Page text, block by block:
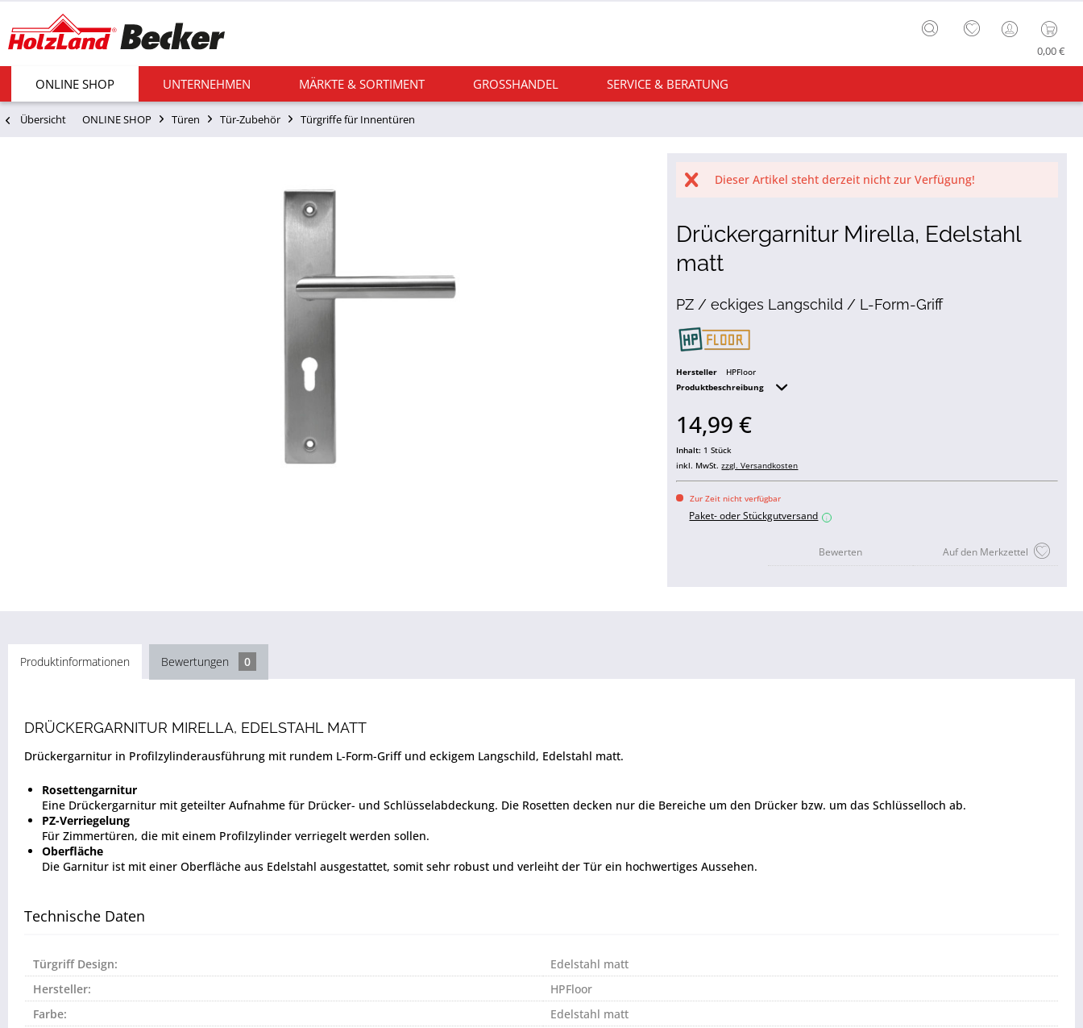
0,00 €
ONLINE SHOP UNTERNEHMEN MÄRKTE & SORTIMENT GROSSHANDEL SERVICE & BERATUNG
Übersicht ONLINE SHOP Türen Tür-Zubehör Türgriffe für Innentüren
Dieser Artikel steht derzeit nicht zur Verfügung!
Drückergarnitur Mirella, Edelstahl
matt
PZ / eckiges Langschild / L-Form-Griff
Hersteller
HPFloor
Produktbeschreibung
14,99 €
Inhalt: 1 Stück
inkl. MwSt.zzgl. Versandkosten
Zur Zeit nicht verfügbar
Paket- oder Stückgutversand i
Auf den Merkzettel
Bewerten
Produktinformationen Bewertungen 0
DRÜCKERGARNITUR MIRELLA, EDELSTAHL MATT
Drückergarnitur in Profilzylinderausführung mit rundem L-Form-Griff und eckigem Langschild, Edelstahl matt.
Rosettengarnitur
Eine Drückergarnitur mit geteilter Aufnahme für Drücker- und Schlüsselabdeckung. Die Rosetten decken nur die Bereiche um den Drücker bzw. um das Schlüsselloch ab.
PZ-Verriegelung
Für Zimmertüren, die mit einem Profilzylinder verriegelt werden sollen.
Oberfläche
Die Garnitur ist mit einer Oberfläche aus Edelstahl ausgestattet, somit sehr robust und verleiht der Tür ein hochwertiges Aussehen.
Technische Daten
Türgriff Design:
Edelstahl matt
Hersteller:
HPFloor
Farbe:
Edelstahl matt